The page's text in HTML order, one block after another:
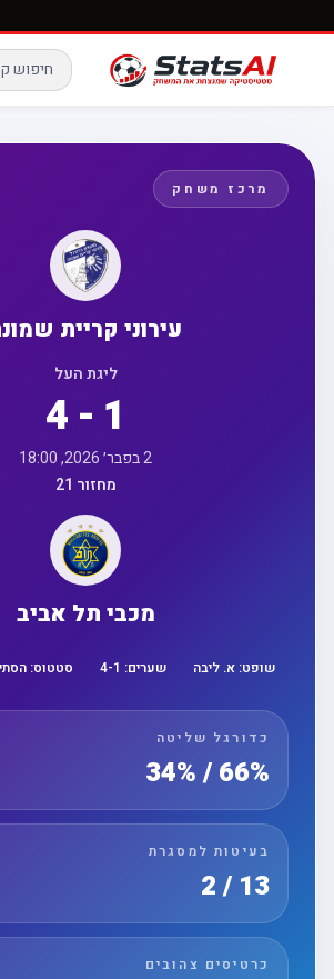
מרכז משחק
עירוני קריית שמונה
ליגת העל
4 - 1
מחזור 21
מכבי תל אביב
שופט:א. ליבה שערים: 4 -1 סטטוס:הסתיים
כדורגל שליטה
66% / 34%
בעיטות למסגרת
13 / 2
כרטיסים צהובים